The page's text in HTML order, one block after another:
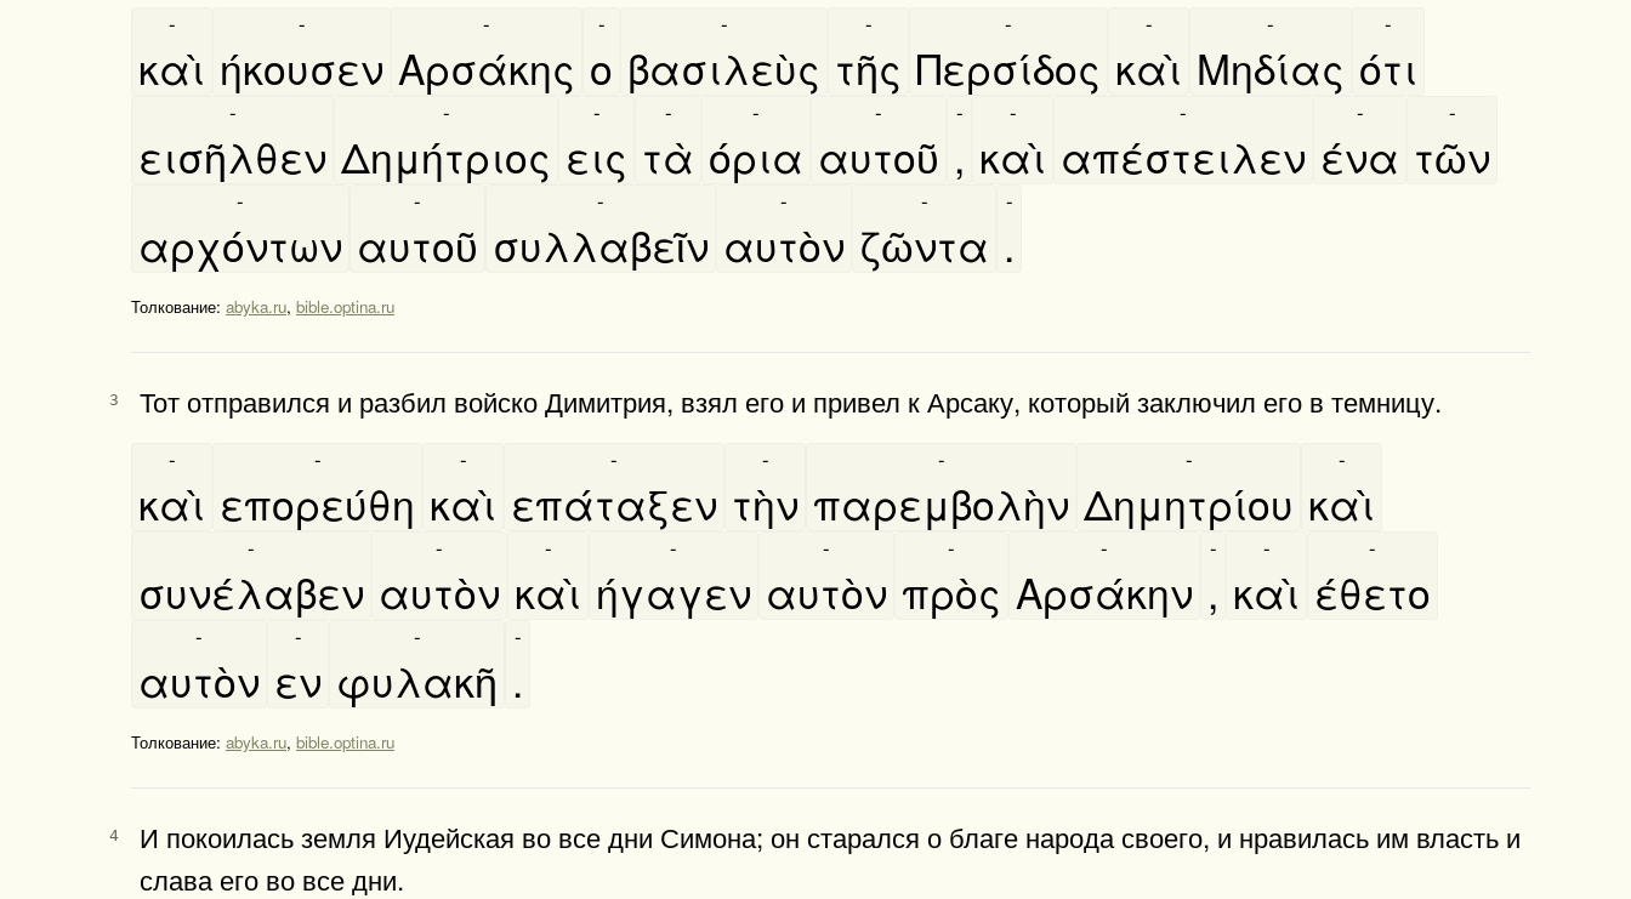
καὶ
-
ήκουσεν
-
Αρσάκης
-
ο
-
βασιλεὺς
-
τῆς
-
Περσίδος
-
καὶ
-
Μηδίας
-
ότι
-
εισῆλθεν
-
Δημήτριος
-
εις
-
τὰ
-
όρια
-
αυτοῦ
-
,
-
καὶ
-
απέστειλεν
-
ένα
-
τῶν
-
αρχόντων
-
αυτοῦ
-
συλλαβεῖν
-
αυτὸν
-
ζῶντα
-
.
-
Толкование: abyka.ru, bible.optina.ru
3 Тот отправил­ся и раз­бил войско Димитрия, взял его и при­вел к Арсаку, который заключил его в темницу.
καὶ
-
επορεύθη
-
καὶ
-
επάταξεν
-
τὴν
-
παρεμβολὴν
-
Δημητρίου
-
καὶ
-
συνέλαβεν
-
αυτὸν
-
καὶ
-
ήγαγεν
-
αυτὸν
-
πρὸς
-
Αρσάκην
-
,
-
καὶ
-
έθετο
-
αυτὸν
-
εν
-
φυλακῆ
-
.
-
Толкование: abyka.ru, bible.optina.ru
4
И по­ко­илась земля Иудейская во все дни Симона; он старал­ся о благе народа своего, и нравилась им власть и
слава его во все дни.